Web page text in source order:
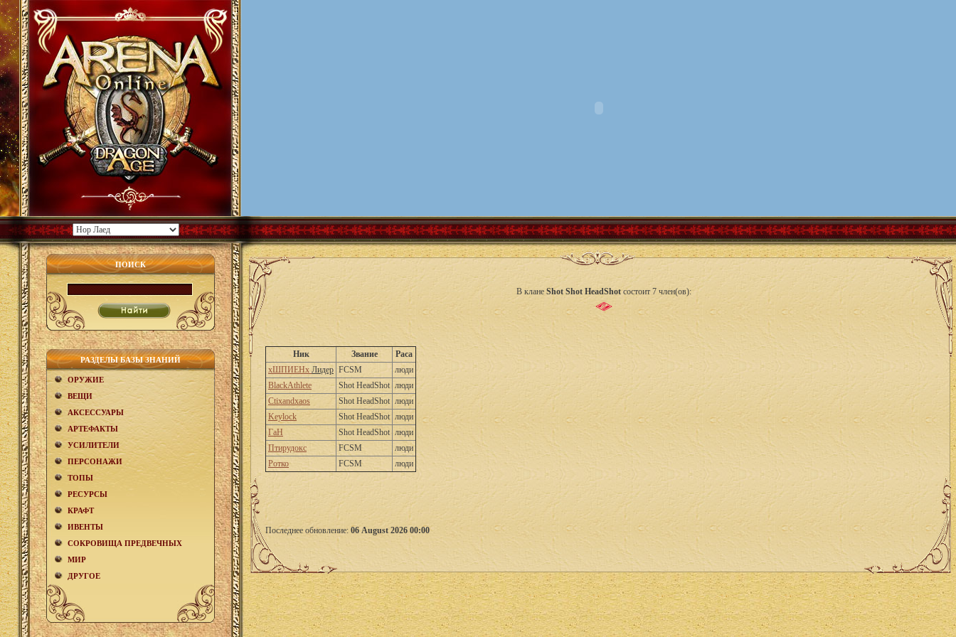
ПОИСК
РАЗДЕЛЫ БАЗЫ ЗНАНИЙ
ОРУЖИЕ
ВЕЩИ
АКCЕСCУАРЫ
АРТЕФАКТЫ
УСИЛИТЕЛИ
ПЕРСОНАЖИ
ТОПЫ
РЕСУРСЫ
КРАФТ
ИВЕНТЫ
СОКРОВИЩА ПРЕДВЕЧНЫХ
МИР
ДРУГОЕ
В клане Shot Shot HeadShot состоит 7 член(ов):
Ник Звание
Раса
хШПИЕНх Лидер FCSM
люди
BlackAthlete
Shot HeadShot люди
Ctixandxaos
Shot HeadShot люди
Keylock
Shot HeadShot люди
ГаН
Shot HeadShot люди
Птирудокс
FCSM
люди
Ротко
FCSM люди
Последнее обновление: 06 August 2026 00:00